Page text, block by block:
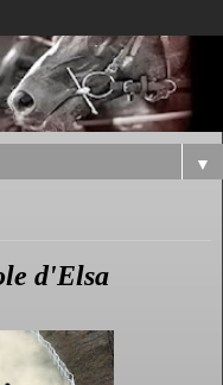
▼
d'Elsa